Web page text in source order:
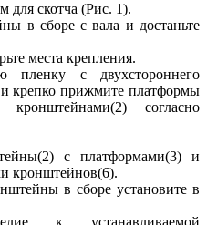
для скотча (Рис. 1).
в сборе с вала и достаньте
места крепления.
пленку с двухстороннего
крепко прижмите платформы
согласно
с платформами(3) и
кронштейнов(6).
в сборе установите в